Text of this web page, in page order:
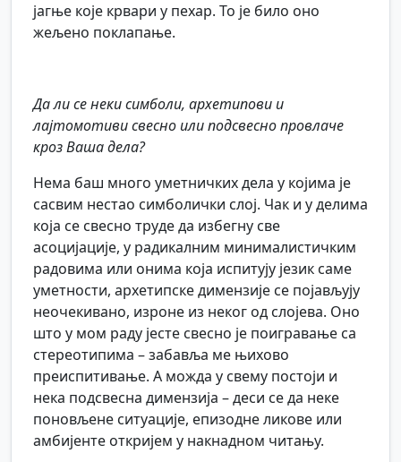
јагње које крвари у пехар. То је било оно
жељено поклапање.
Да ли се неки симболи, архетипови и
лајтомотиви свесно или подсвесно провлаче
кроз Ваша дела?
Нема баш много уметничких дела у којима је
сасвим нестао симболички слој. Чак и у делима
која се свесно труде да избегну све
асоцијације, у радикалним минималистичким
радовима или онима која испитују језик саме
уметности, архетипске димензије се појављују
неочекивано, изроне из неког од слојева. Оно
што у мом раду јесте свесно је поигравање са
стереотипима – забавља ме њихово
преиспитивање. А можда у свему постоји и
нека подсвесна димензија – деси се да неке
поновљене ситуације, епизодне ликове или
амбијенте откријем у накнадном читању.